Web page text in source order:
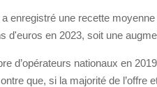
enregistré une recette
d'euros en 2023, soit une
d’opérateurs nationaux en
que, si la majorité de